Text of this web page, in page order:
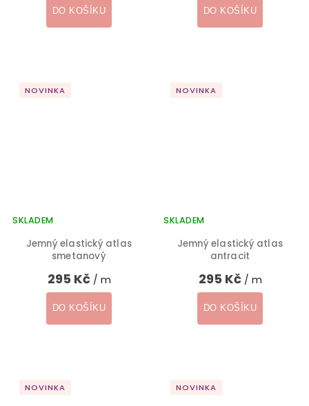
DO KOŠÍKU DO KOŠÍKU
NOVINKA
Jemný elastický atlas
smetanový
SKLADEM
295 Kč / m
DO KOŠÍKU
NOVINKA
Jemný elastický atlas
antracit
SKLADEM
295 Kč / m
DO KOŠÍKU
NOVINKA NOVINKA